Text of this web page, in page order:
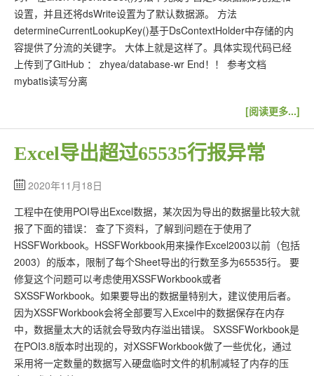
设置，并且还将dsWrite设置为了默认数据源。 方法
determineCurrentLookupKey()基于DsContextHolder中存储的内
容提供了分流的关键字。 大体上就是这样了。具体实现代码已经
上传到了GitHub ： zhyea/database-wr End！！ 参考文档
mybatis读写分离
[阅读更多...]
Excel导出超过65535行报异常
2020年11月18日
工程中在使用POI导出Excel数据，某次因为导出的数据量比较大就
报了下面的错误： 查了下资料，了解到问题在于使用了
HSSFWorkbook。HSSFWorkbook用来操作Excel2003以前（包括
2003）的版本，限制了每个Sheet导出的行数至多为65535行。 要
修复这个问题可以考虑使用XSSFWorkbook或者
SXSSFWorkbook。如果要导出的数据量特别大，建议使用后者。
因为XSSFWorkbook会将全部要写入Excel中的数据保存在内存
中，数据量太大的话就会导致内存溢出错误。 SXSSFWorkbook是
在POI3.8版本时出现的，对XSSFWorkbook做了一些优化，通过
采用将一定数量的数据写入硬盘临时文件的机制减轻了内存的压